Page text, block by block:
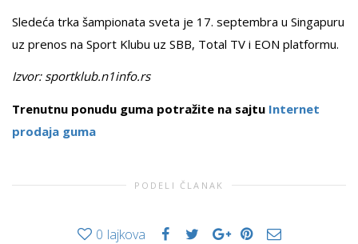
Sledeća trka šampionata sveta je 17. septembra u Singapuru
uz prenos na Sport Klubu uz SBB, Total TV i EON platformu.
Izvor: sportklub.n1info.rs
Trenutnu ponudu guma potražite na sajtu Internet
prodaja guma
PODELI ČLANAK
0 lajkova